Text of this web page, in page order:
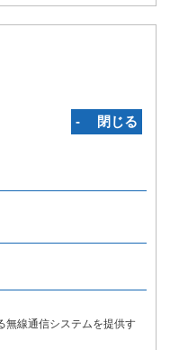
‐ 閉じる
無線通信システムを提供す